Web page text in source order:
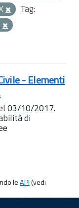
Tag:
- Elementi
03/10/2017.
di
leAPI(vedi